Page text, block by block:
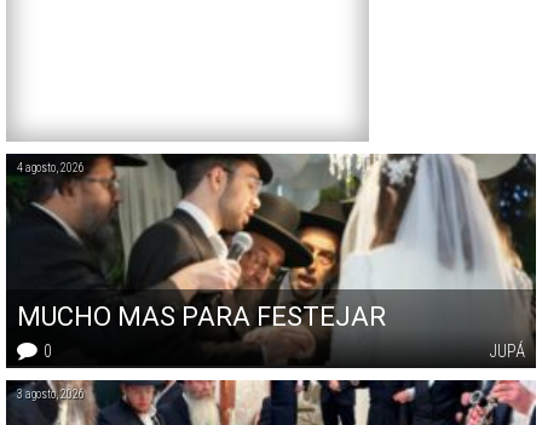
4 agosto, 2026
MUCHO MAS PARA FESTEJAR
JUPÁ
0
3 agosto, 2026